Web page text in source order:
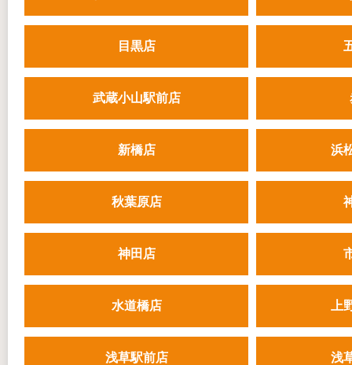
目黒店
武蔵小山駅前店
新橋店 浜
秋葉原店
神田店
水道橋店 上
浅草駅前店 浅